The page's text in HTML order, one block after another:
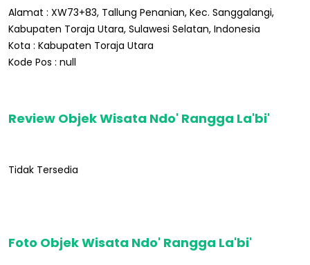
Alamat : XW73+83, Tallung Penanian, Kec. Sanggalangi,
Kabupaten Toraja Utara, Sulawesi Selatan, Indonesia
Kota : Kabupaten Toraja Utara
Kode Pos : null
Review Objek Wisata Ndo' Rangga La'bi'
Tidak Tersedia
Foto Objek Wisata Ndo' Rangga La'bi'